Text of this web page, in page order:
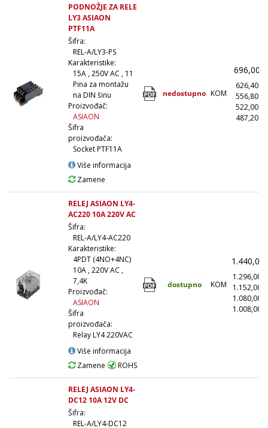
54 kΩ (2)
PODNOŽJE ZA RELE
LY3 ASIAON
PTF11A
Šifra:
REL-A/LY3-PS
Karakteristike:
15A , 250V AC , 11
Pina za montažu
na DIN šinu
Proizvođač:
ASIAON
Šifra
proizvođača:
Socket PTF11A
Više informacija
Zamene
nedostupno KOM
696,00
626,40
556,80
522,00
487,20
RELEJ ASIAON LY4-
AC220 10A 220V AC
Šifra:
REL-A/LY4-AC220
Karakteristike:
4PDT (4NO+4NC)
10A , 220V AC ,
7,4K
Proizvođač:
ASIAON
Šifra
proizvođača:
Relay LY4 220VAC
Više informacija
Zamene
ROHS
dostupno KOM
1.440,00
1.296,00
1.152,00
1.080,00
1.008,00
RELEJ ASIAON LY4-
DC12 10A 12V DC
Šifra:
REL-A/LY4-DC12